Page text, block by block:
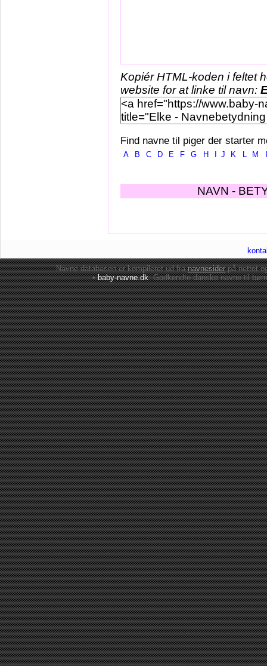
Kopiér HTML-koden i feltet
website for at linke til navn:
Find navne til piger der starter
A B C D E F G H J K L M
NAVN -
Navne-databasen er kompileret ud franavnesiderpå nettet
•baby-navne.dk: Godkendte danskenavne til børn